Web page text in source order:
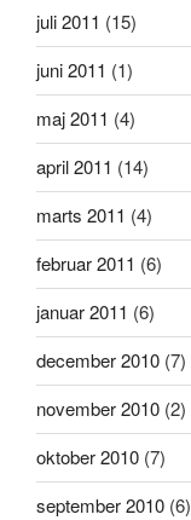
juli 2011 (15)
juni 2011 (1)
maj 2011 (4)
april 2011 (14)
marts 2011 (4)
februar 2011 (6)
januar 2011 (6)
december 2010 (7)
november 2010 (2)
oktober 2010 (7)
september 2010 (6)